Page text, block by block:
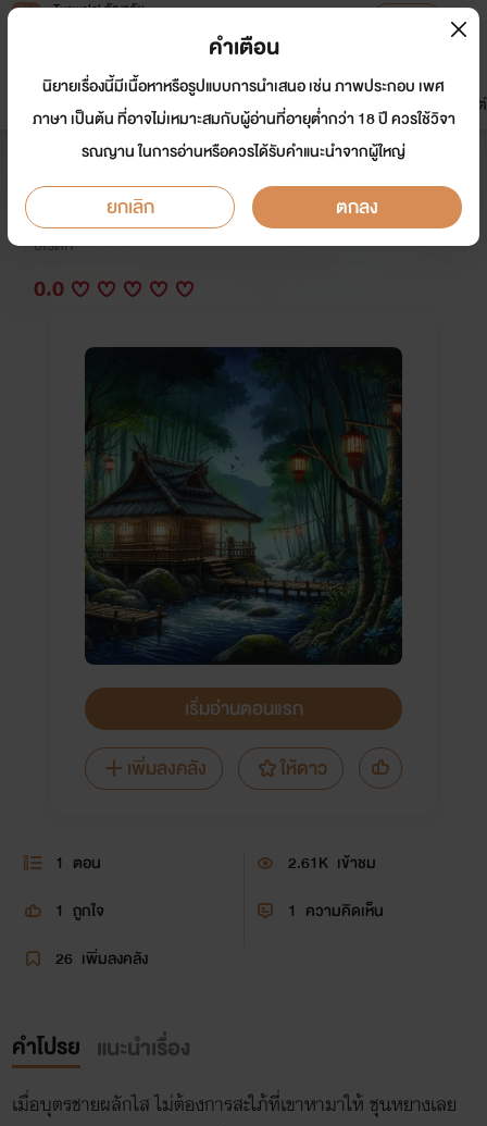
Tunwalai ธัญวลัย
หน้าแรก นิยาย อีบุ๊ก การ์ตูน
มาใหม่
ดรีมแชท ธัญลิสต์
สะใภ้ คนสุดท้อง
นักเขียน: กอ.หวาย นักเขียน
อีโรติก
0.0
เริ่มอ่านตอนแรก
เพิ่มลงคลัง
ให้ดาว
1 ตอน 2.61K เข้าชม
1 ถูกใจ 1 ความคิดเห็น
26 เพิ่มลงคลัง
คำโปรย แนะนำเรื่อง
เมื่อบุตรชายผลักไส ไม่ต้องการสะใภ้ที่เขาหามาให้ ชุนหยางเลย
คำเตือน
นิยายเรื่องนี้มีเนื้อหาหรือรูปแบบการนำเสนอ เช่น ภาพประกอบ เพศ
ภาษา เป็นต้น ที่อาจไม่เหมาะสมกับผู้อ่านที่อายุต่ำกว่า 18 ปี ควรใช้วิจา
รณญาน ในการอ่านหรือควรได้รับคำแนะนำจากผู้ใหญ่
ยกเลิก ตกลง